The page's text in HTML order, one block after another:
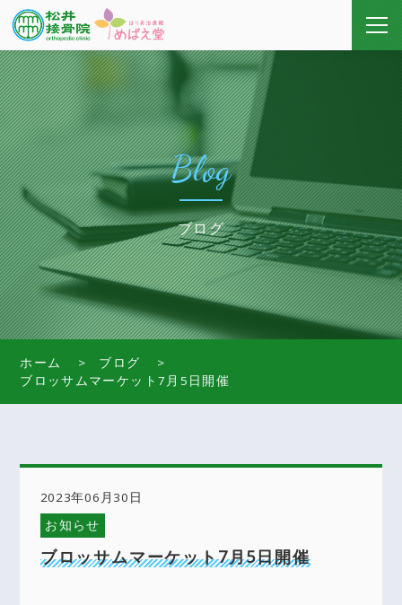
Blog
ブログ
ホーム
ブログ
ブロッサムマーケット7月5日開催
2023年06月30日
お知らせ
ブロッサムマーケット7月5日開催